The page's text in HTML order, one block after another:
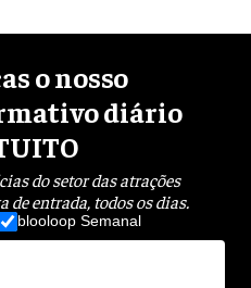
o nosso
diário
do setor das atrações
entrada, todos os dias.
blooloop Semanal